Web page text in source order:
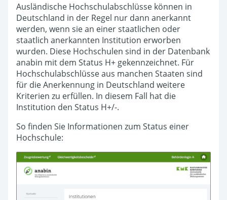
Ausländische Hochschulabschlüsse können in
Deutschland in der Regel nur dann anerkannt
werden, wenn sie an einer staatlichen oder
staatlich anerkannten Institution erworben
wurden. Diese Hochschulen sind in der Datenbank
anabin mit dem Status H+ gekennzeichnet. Für
Hochschul­abschlüsse aus manchen Staaten sind
für die Anerkennung in Deutschland weitere
Kriterien zu erfüllen. In diesem Fall hat die
Institution den Status H+/-.
So finden Sie Informationen zum Status einer
Hochschule: